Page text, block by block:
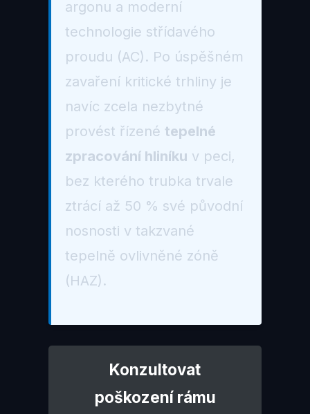
argonu a moderní
technologie střídavého
proudu (AC). Po úspěšném
zavaření kritické trhliny je
navíc zcela nezbytné
provést řízené tepelné
zpracování hliníku v peci,
bez kterého trubka trvale
ztrácí až 50 % své původní
nosnosti v takzvané
tepelně ovlivněné zóně
(HAZ).
Konzultovat
poškození rámu